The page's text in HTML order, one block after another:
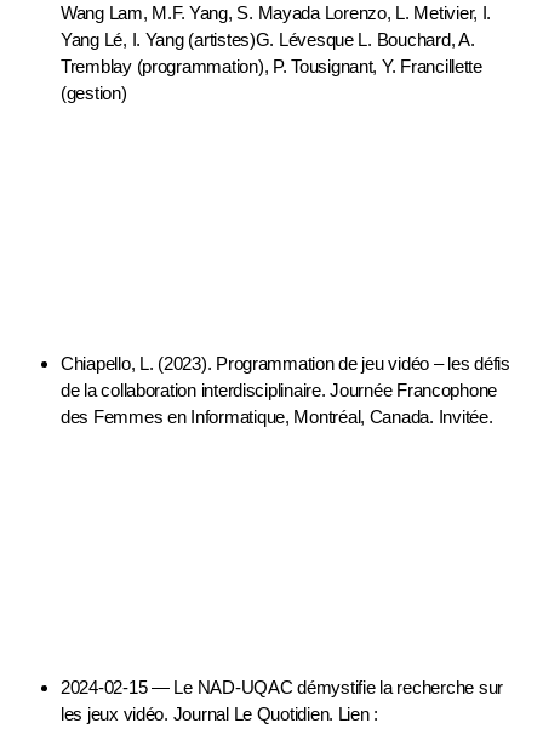
Wang Lam, M.F. Yang, S. MayadaLorenzo, L. Metivier, I.
Yang Lé, I. Yang (artistes)G. Lévesque L. Bouchard, A.
Tremblay (programmation), P. Tousignant, Y. Francillette
(gestion)
Chiapello, L. (2023). Programmation de jeu vidéo – les défis
de la collaboration interdisciplinaire. Journée Francophone
des Femmes en Informatique, Montréal, Canada. Invitée.
2024-02-15 — Le NAD-UQAC démystifie la recherche sur
les jeux vidéo. Journal Le Quotidien. Lien :